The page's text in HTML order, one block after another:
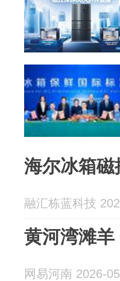
海尔冰箱
融汇栋蓝科技
黄河湾滩
网易河南 2026-